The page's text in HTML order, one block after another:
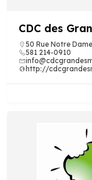
CDC des
50 Rue Notre
581 214-0910
http://